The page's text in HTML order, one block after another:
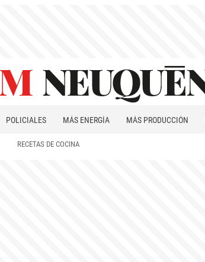
POLICIALES MÁS ENERGÍA MÁS PRODUCCIÓN
RECETAS DE COCINA